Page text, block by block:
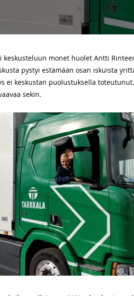
monet huolet Antti
pystyi estämään osan iskuista
ei keskustan puolustuksella
sekin.